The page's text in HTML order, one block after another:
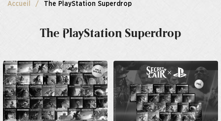
Accueil The PlayStation Superdrop
The PlayStation Superdrop